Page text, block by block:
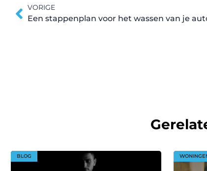
VORIGE
Een stappenplan voor het wassen van je
BLOG